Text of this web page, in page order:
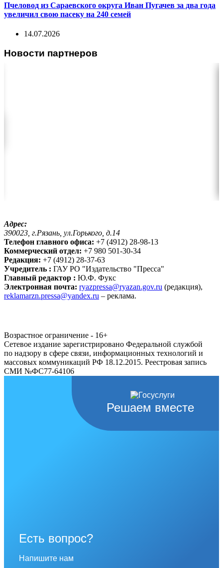
Пчеловод из Сараевского округа Иван Пугачев за два года
увеличил свою пасеку на 240 семей
14.07.2026
Новости партнеров
Адрес:
390023, г.Рязань, ул.Горького, д.14
Телефон главного офиса: +7 (4912) 28-98-13
Коммерческий отдел: +7 980 501-30-34
Редакция: +7 (4912) 28-37-63
Учредитель : ГАУ РО "Издательство "Пресса"
Главный редактор : Ю.Ф. Фукс
Электронная почта: ryazpressa@ryazan.gov.ru (редакция),
reklamarzn.pressa@yandex.ru – реклама.
Возрастное ограничение - 16+
Сетевое издание зарегистрировано Федеральной службой
по надзору в сфере связи, информационных технологий и
массовых коммуникаций РФ 18.12.2015. Реестровая запись
СМИ №ФС77-64106
Решаем вместе
Есть вопрос?
Напишите нам